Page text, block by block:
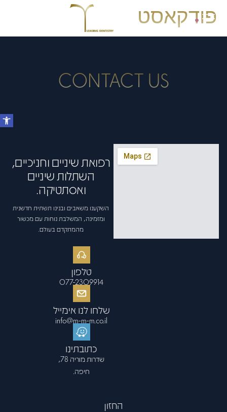
פודקאסט
CONTACT US
רפואת שיניים וחניכיים,
השתלות שיניים
ואסתטיקה.
השקענו משאבים ובנינו תשתית חדשנית
ומזמינה, המשלבת נוחות עם מכשור
מהמתקדם בעולם.
טלפון
077-2309914
שלחו לנו אימייל
info@m-m-m.co.il
כתובתינו
שדרות מוריה 78,
חיפה.
החזון